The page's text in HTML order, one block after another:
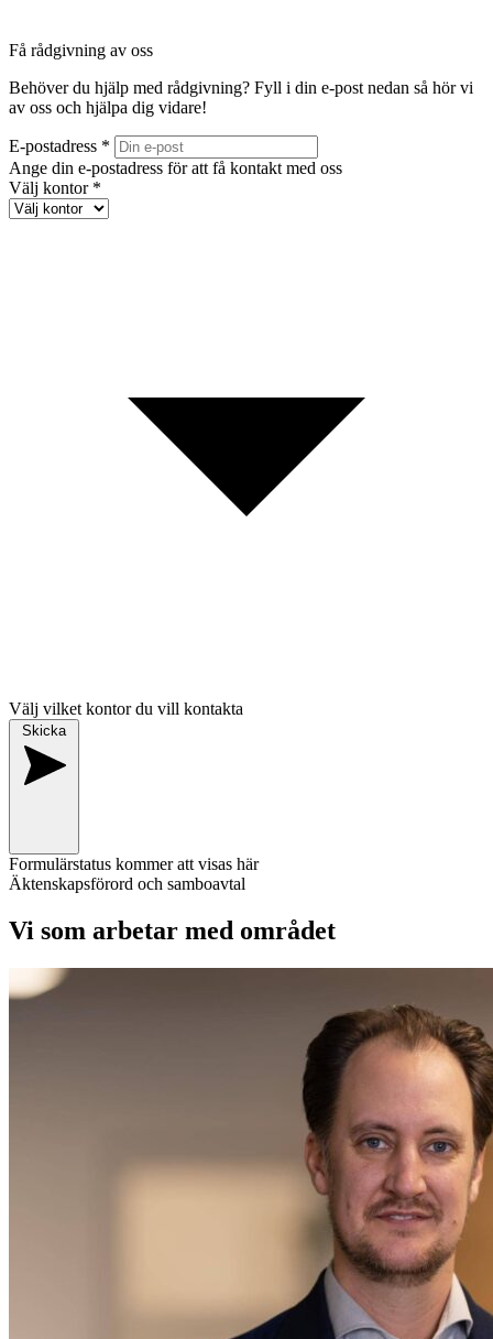
Få rådgivning av oss
Behöver du hjälp med rådgivning? Fyll i din e-post nedan så hör vi
av oss och hjälpa dig vidare!
E-postadress *
Ange din e-postadress för att få kontakt med oss
Välj kontor *
Välj vilket kontor du vill kontakta
Skicka
Formulärstatus kommer att visas här
Äktenskapsförord och samboavtal
Vi som arbetar med området